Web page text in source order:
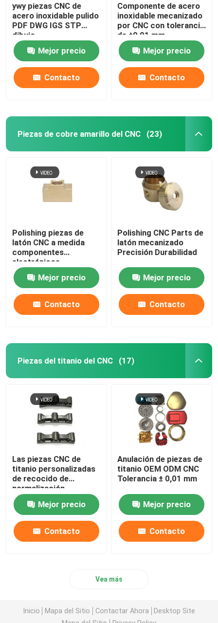
ywy piezas CNC de
acero inoxidable pulido
PDF DWG IGS STP
dibujo
Mejor precio
Contacto
Componente de acero
inoxidable mecanizado
por CNC con tolerancia
de ±0,01 mm
Mejor precio
Contacto
Piezas de cobre amarillo del CNC (23)
Polishing piezas de
latón CNC a medida
componentes
electrónicos
Mejor precio
Contacto
Polishing CNC Parts de
latón mecanizado
Precisión Durabilidad
Mejor precio
Contacto
Piezas del titanio del CNC (17)
Las piezas CNC de
titanio personalizadas
de recocido de
normalización
Mejor precio
Contacto
Anulación de piezas de
titanio OEM ODM CNC
Tolerancia ± 0,01 mm
Mejor precio
Contacto
Vea más
Inicio Mapa del Sitio Contactar Ahora
Desktop Site